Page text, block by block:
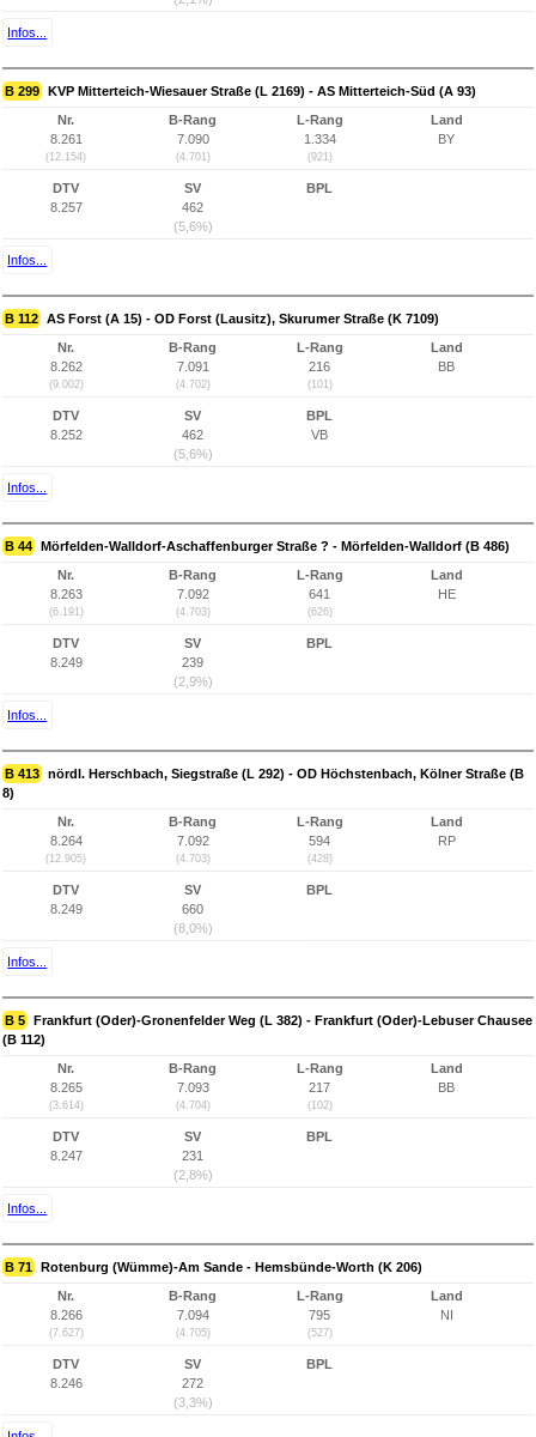
Infos...
B 299 KVP Mitterteich-Wiesauer Straße (L 2169) - AS Mitterteich-Süd (A 93)
Nr.
8.261
(12.154)
B-Rang
7.090
(4.701)
L-Rang
1.334
(921)
Land
BY
DTV
8.257
SV
462
(5,6%)
BPL
Infos...
B 112 AS Forst (A 15) - OD Forst (Lausitz), Skurumer Straße (K 7109)
Nr.
8.262
(9.002)
B-Rang
7.091
(4.702)
L-Rang
216
(101)
Land
BB
DTV
8.252
SV
462
(5,6%)
BPL
VB
Infos...
B 44 Mörfelden-Walldorf-Aschaffenburger Straße ? - Mörfelden-Walldorf (B 486)
Nr.
8.263
(6.191)
B-Rang
7.092
(4.703)
L-Rang
641
(626)
Land
HE
DTV
8.249
SV
239
(2,9%)
BPL
Infos...
B 413 nördl. Herschbach, Siegstraße (L 292) - OD Höchstenbach, Kölner Straße (B
8)
Nr.
8.264
(12.905)
B-Rang
7.092
(4.703)
L-Rang
594
(428)
Land
RP
DTV
8.249
SV
660
(8,0%)
BPL
Infos...
B 5 Frankfurt (Oder)-Gronenfelder Weg (L 382) - Frankfurt (Oder)-Lebuser Chausee
(B 112)
Nr.
8.265
(3.614)
B-Rang
7.093
(4.704)
L-Rang
217
(102)
Land
BB
DTV
8.247
SV
231
(2,8%)
BPL
Infos...
B 71 Rotenburg (Wümme)-Am Sande - Hemsbünde-Worth (K 206)
Nr.
8.266
(7.627)
B-Rang
7.094
(4.705)
L-Rang
795
(527)
Land
NI
DTV
8.246
SV
272
(3,3%)
BPL